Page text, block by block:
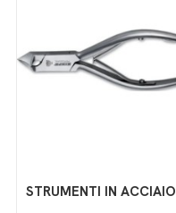
STRUMENTI IN ACCIAIO